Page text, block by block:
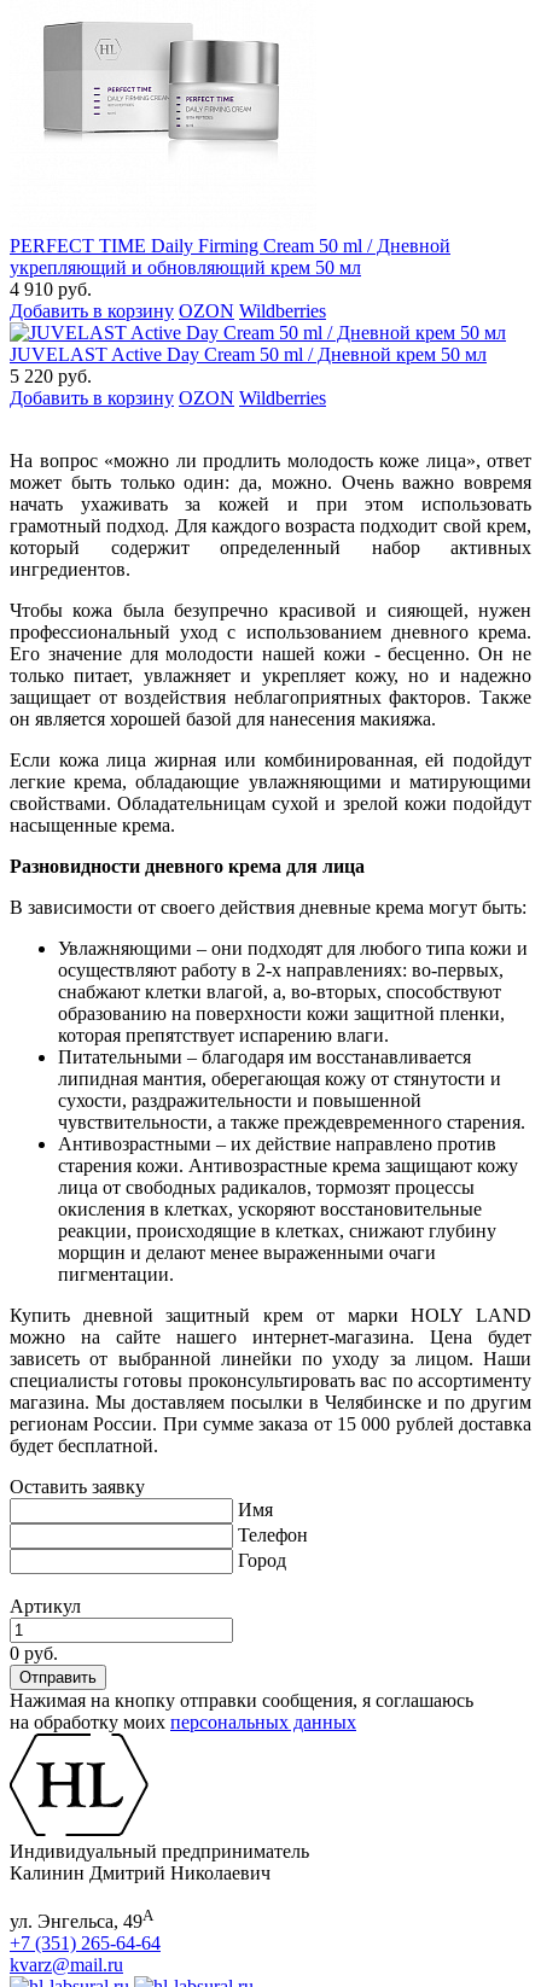
PERFECT TIME Daily Firming Cream 50 ml / Дневной
укрепляющий и обновляющий крем 50 мл
4 910 руб.
Добавить в корзину OZON Wildberries
JUVELAST Active Day Cream 50 ml / Дневной крем 50 мл
5 220 руб.
Добавить в корзину OZON Wildberries
На вопрос «можно ли продлить молодость коже лица», ответ
может быть только один: да, можно. Очень важно вовремя
начать ухаживать за кожей и при этом использовать
грамотный подход. Для каждого возраста подходит свой крем,
который содержит определенный набор активных
ингредиентов.
Чтобы кожа была безупречно красивой и сияющей, нужен
профессиональный уход с использованием дневного крема.
Его значение для молодости нашей кожи - бесценно. Он не
только питает, увлажняет и укрепляет кожу, но и надежно
защищает от воздействия неблагоприятных факторов. Также
он является хорошей базой для нанесения макияжа.
Если кожа лица жирная или комбинированная, ей подойдут
легкие крема, обладающие увлажняющими и матирующими
свойствами. Обладательницам сухой и зрелой кожи подойдут
насыщенные крема.
Разновидности дневного крема для лица
В зависимости от своего действия дневные крема могут быть:
Увлажняющими – они подходят для любого типа кожи и
осуществляют работу в 2-х направлениях: во-первых,
снабжают клетки влагой, а, во-вторых, способствуют
образованию на поверхности кожи защитной пленки,
которая препятствует испарению влаги.
Питательными – благодаря им восстанавливается
липидная мантия, оберегающая кожу от стянутости и
сухости, раздражительности и повышенной
чувствительности, а также преждевременного старения.
Антивозрастными – их действие направлено против
старения кожи. Антивозрастные крема защищают кожу
лица от свободных радикалов, тормозят процессы
окисления в клетках, ускоряют восстановительные
реакции, происходящие в клетках, снижают глубину
морщин и делают менее выраженными очаги
пигментации.
Купить дневной защитный крем от марки HOLY LAND
можно на сайте нашего интернет-магазина. Цена будет
зависеть от выбранной линейки по уходу за лицом. Наши
специалисты готовы проконсультировать вас по ассортименту
магазина. Мы доставляем посылки в Челябинске и по другим
регионам России. При сумме заказа от 15 000 рублей доставка
будет бесплатной.
Оставить заявку
Имя
Телефон
Город
Артикул
0 руб.
Нажимая на кнопку отправки сообщения, я соглашаюсь
на обработку моих персональных данных
Индивидуальный предприниматель
Калинин Дмитрий Николаевич
ул. Энгельса, 49А
+7 (351) 265-64-64
kvarz@mail.ru